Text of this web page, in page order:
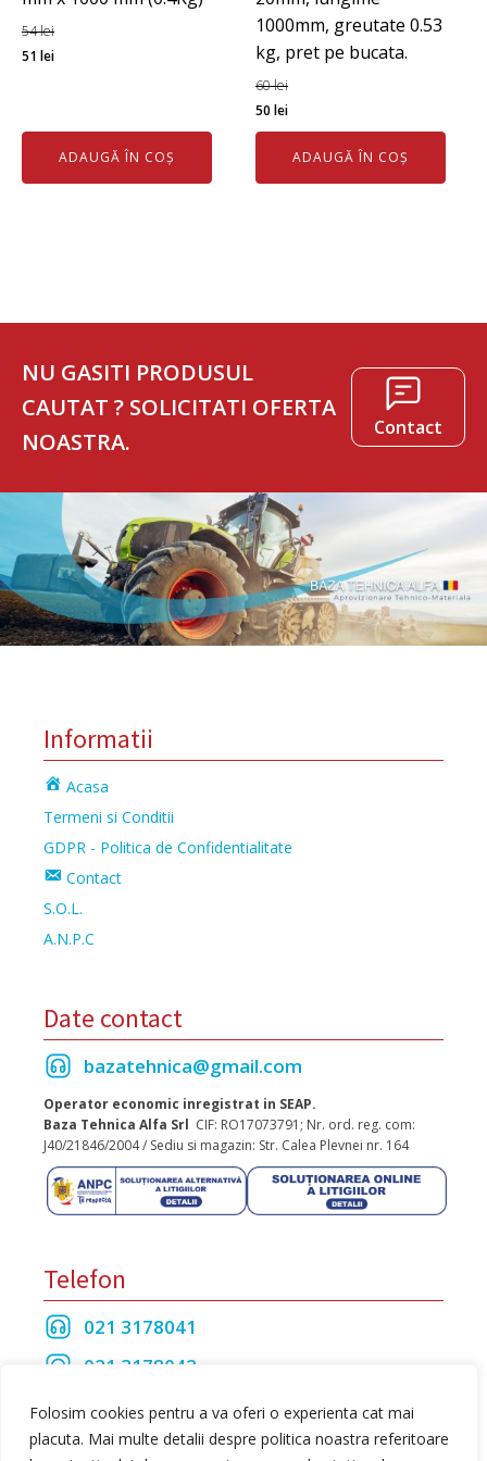
Folosim cookies pentru a va oferi o experienta cat mai
placuta. Mai multe detalii despre politica noastra referitoare
54lei
Prețul
fost:
54 lei.
51 leiPrețul
51 lei.
ADAUGĂ ÎN COȘ
1000mm, greutate 0.53
kg, pret pe bucata.
60lei
Prețul
inițial
fost:
50leiPrețul
curent
este:
50 lei.
ADAUGĂ ÎN COȘ
NU GASITI PRODUSUL
CAUTAT ? SOLICITATI OFERTA
NOASTRA.
Contact
Informatii
Acasa
Termeni si Conditii
GDPR - Politica de Confidentialitate
Contact
S.O.L.
A.N.P.C
Date contact
bazatehnica@gmail.com
Operator economic inregistrat in SEAP.
Baza Tehnica Alfa Srl CIF: RO17073791; Nr. ord. reg. com:
J40/21846/2004 / Sediu si magazin: Str. Calea Plevnei nr. 164
Telefon
021 3178041
021 3178042
021 3175208